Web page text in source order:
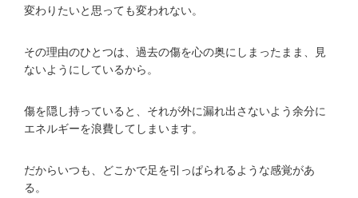
変わりたいと思っても変われない。
その理由のひとつは、過去の傷を心の奥にしまったまま、見
ないようにしているから。
傷を隠し持っていると、それが外に漏れ出さないよう余分に
エネルギーを浪費してしまいます。
だからいつも、どこかで足を引っぱられるような感覚があ
る。